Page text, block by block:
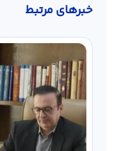
خبر‌های مرتبط